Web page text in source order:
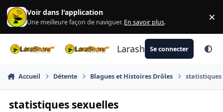
Aller au contenu
Voir dans l'application
Une meilleure façon de naviguer. En savoir plus. ×
LarashareSe connecter
Accueil Détente Blagues et Histoires Drôles statistiques
statistiques sexuelles